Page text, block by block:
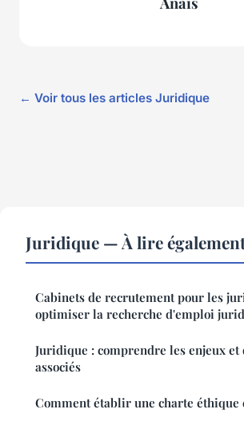
← Voir tous les articles Juridique
Juridique — À lire
Cabinets de recrutement pour les
optimiser la recherche d'emploi
Juridique : comprendre les enjeux et
associés
Comment établir une charte éthique